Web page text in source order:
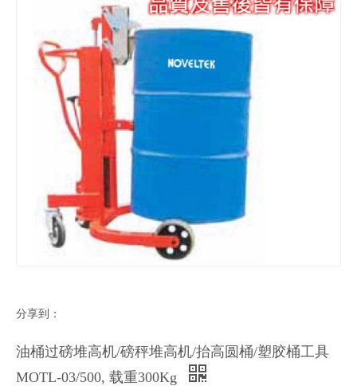
分享到：
油桶过磅堆高机/磅秤堆高机/抬高圆桶/塑胶桶工具
MOTL-03/500, 载重300Kg